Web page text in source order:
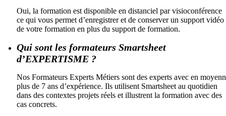
Oui, la formation est disponible en distanciel par visioconférence
ce qui vous permet d’enregistrer et de conserver un support vidéo
de votre formation en plus du support de formation.
Qui sont les formateurs Smartsheet
d’EXPERTISME ?
Nos Formateurs Experts Métiers sont des experts avec en
plus de 7 ans d’expérience. Ils utilisent Smartsheet au quotidien
dans des contextes projets réels et illustrent la formation avec des
cas concrets.